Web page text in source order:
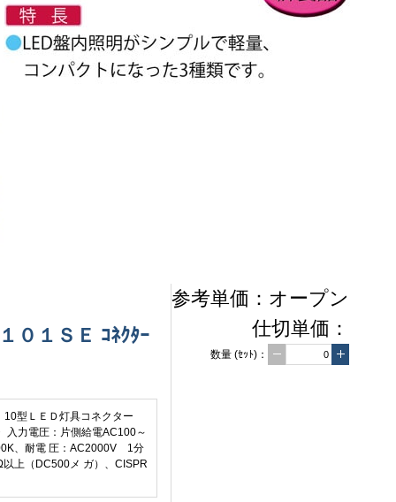
０１ＳＥ ｺﾈｸﾀｰ
型ＬＥＤ灯具コネクター
入力電圧：片側給電AC100～
、耐電 圧：AC2000V 1分
上（DC500メ ガ）、CISPR
参考単価： オープン
仕切単価：
数量 (ｾｯﾄ) ：